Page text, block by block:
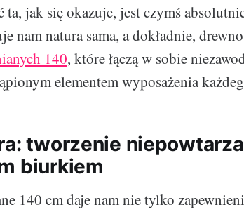
ta, jak się okazuje, jest czymś
nam natura sama, a dokładnie,
140, które łączą w sobie
elementem wyposażenia
tworzenie
biurkiem
140 cm daje nam nie tylko